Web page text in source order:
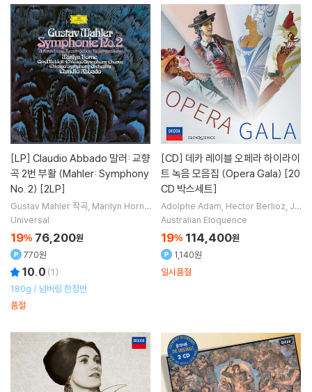
[LP] Claudio Abbado 말러: 교향
곡 2번 부활 (Mahler: Symphony
No. 2) [2LP]
Gustav Mahler 작곡 Marilyn Horne
Carol Neblett
Universal
19% 76,200원
770원
10.0 (1)
180g / 넘버링 한정반
품절
[CD] 데카 레이블 오페라 하이라이
트 녹음 모음집 (Opera Gala) [20
CD 박스세트]
Adolphe Adam Hector Berlioz Jul
es Massenet Georges Bizet
Australian Eloquence
19% 114,400원
1,140원
일시품절